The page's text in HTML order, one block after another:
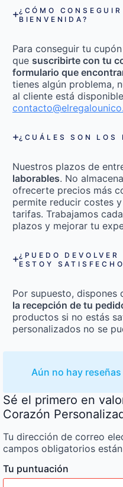
¿CÓMO
BIENVENIDA?
Para conseguir tu
que suscribirte con tu
formulario que
tienes algún problema,
al cliente está
¿CUÁLES SON LOS
Nuestros plazos de
laborables. No
ofrecerte precios más
permite reducir costes
tarifas. Trabajamos
plazos y mejorar tu
¿PUEDO
ESTOY
Por supuesto, dispones
la recepción de tu
productos si no estás
personalizados no se
Aún no hay reseñas
Sé el primero en
Corazón
Tu dirección de correo
campos obligatorios
Tu puntuación